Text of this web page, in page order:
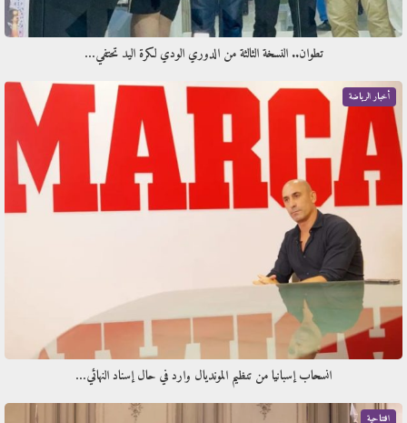
تطوان.. النسخة الثالثة من الدوري الودي لكرة اليد تحتفي…
أخبار الرياضة
انسحاب إسبانيا من تنظيم المونديال وارد في حال إسناد النهائي…
افتتاحية